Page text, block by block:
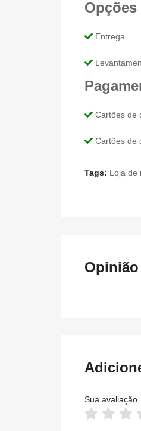
Entrega
Cartões de
Cartões de
Tags: Loja de
Sua avaliação